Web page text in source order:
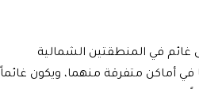
غائم في المنطقتين الشمالية
أماكن متفرقة منهما، ويكون غائماً